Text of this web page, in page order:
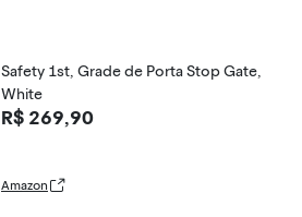
Safety 1st, Grade de Porta Stop Gate,
White
R$ 269,90
Amazon